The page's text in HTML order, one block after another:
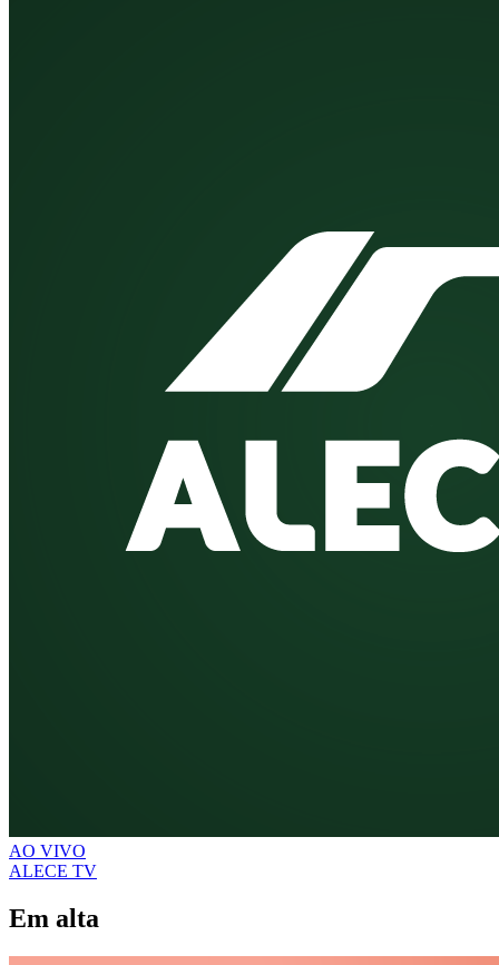
AO VIVO
ALECE TV
Em alta